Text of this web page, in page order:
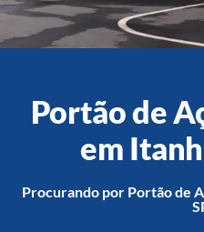
Portão de
em
Procurando por Portão de